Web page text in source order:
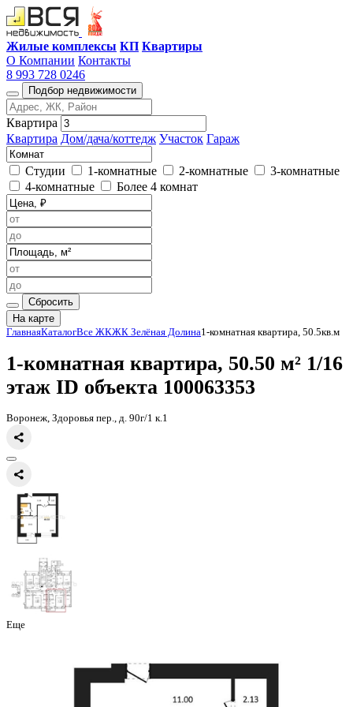
Жилые комплексы КП Квартиры
О Компании Контакты
8 993 728 0246
Подбор недвижимости
Квартира
Квартира Дом/дача/коттедж Участок Гараж
Студии 1-комнатные 2-комнатные
3-комнатные
4-комнатные
Более 4 комнат
Сбросить
На карте
Главная КаталогВсе ЖКЖК Зелёная Долина
1-комнатная квартира, 50.50
этаж
Воронеж, Здоровья пер., д. 90г/1 к.1